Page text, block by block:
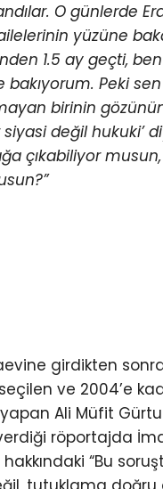
O günlerde
yüzüne
1.5 ay geçti, ben
bakıyorum. Peki
birinin
siyasi değil hukuki’
çıkabiliyor
girdikten
ve 2004’e
Ali Müfit
röportajda
“Bu